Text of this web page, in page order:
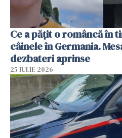
Ce a pățit o româncă în
câinele în Germania.
dezbateri aprinse
25 IULIE 2026